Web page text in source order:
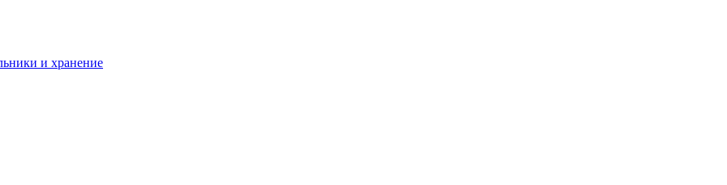
и хранение